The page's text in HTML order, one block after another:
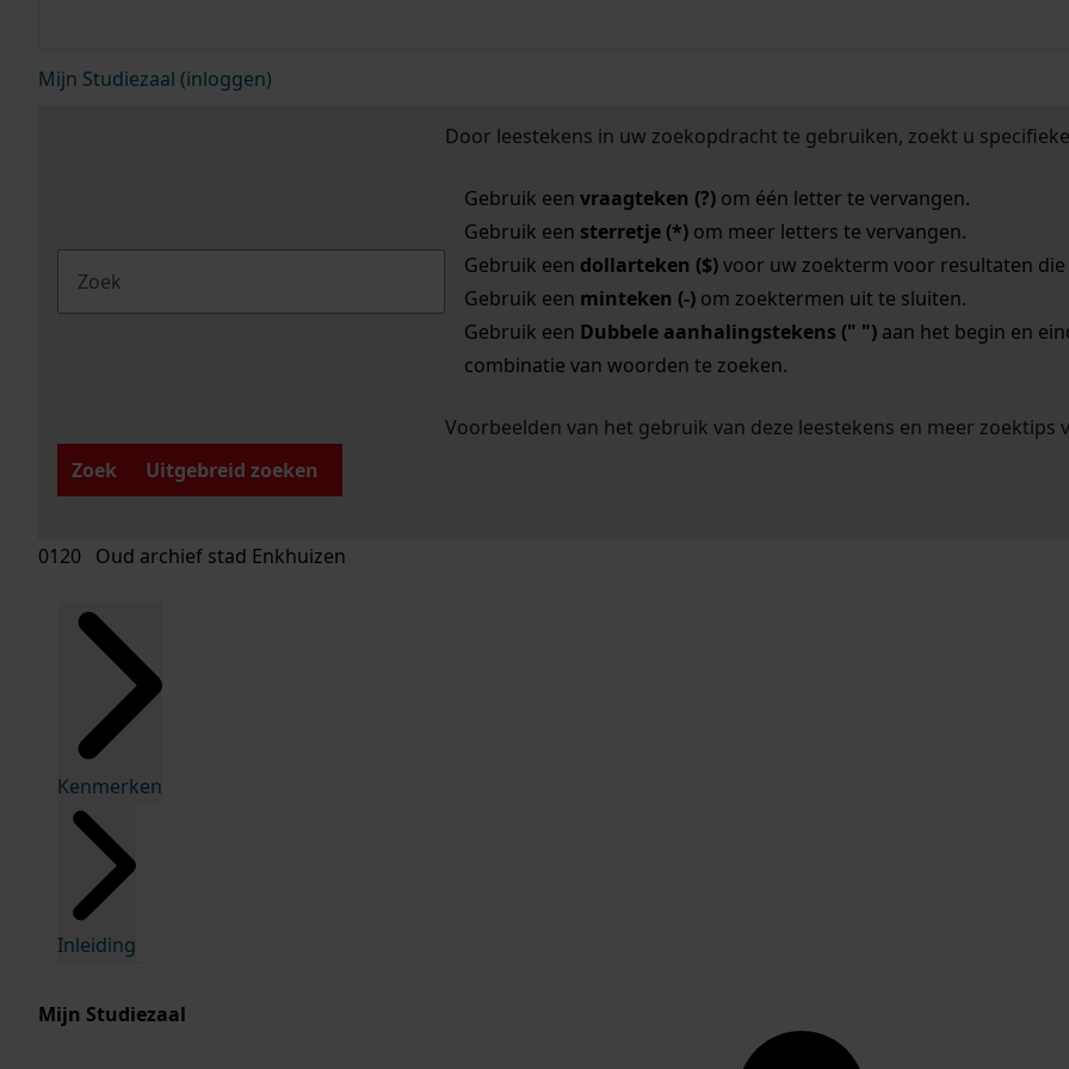
Mijn Studiezaal (inloggen)
Door leestekens in uw zoekopdracht te gebruiken, zoekt u
Gebruik een vraagteken (?)om één letter te vervangen.
Gebruik een sterretje (*)om meer letters te vervangen.
Gebruik een dollarteken ($)voor uw zoekterm voor resultaten die
Gebruik een minteken (-)om zoektermen uit te sluiten.
Gebruik een Dubbele aanhalingstekens (" ")aan het begin en
combinatie van woorden te zoeken.
Voorbeelden van het gebruik van deze leestekens en meer zoektips
Zoek
Uitgebreid zoeken
0120 Oud archief stad Enkhuizen
Kenmerken
Inleiding
Mijn Studiezaal